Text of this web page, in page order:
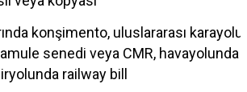
konşimento, uluslararası karayolu
senedi veya CMR, havayolunda
railway bill